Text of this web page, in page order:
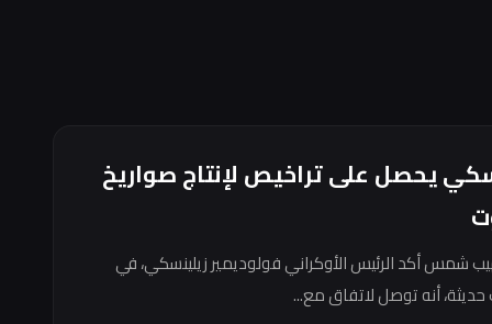
يحصل على تراخيص لإنتاج صواريخ
شمس أكد الرئيس الأوكراني فولوديمير زيلينسكي، في
أنه توصل لاتفاق مع...